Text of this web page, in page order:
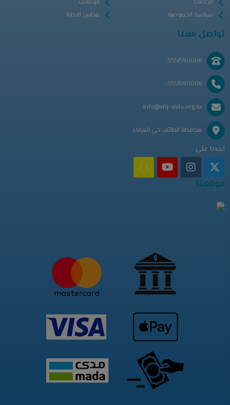
الخدمات
سياسة الخصوصية
الوظائف
مجلس الادارة
تواصل معنا
0551590006
0551590006
info@afq-alata.org.sa
محافظة الطائف حي العرفاء
تجدنا على
موقعنا